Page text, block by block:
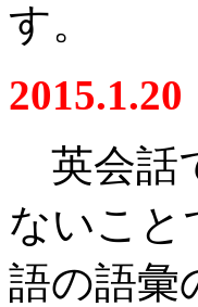
す。
2015.1.20
英会話
ないこと
語の語彙